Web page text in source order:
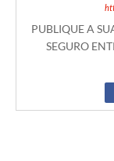
PUBLIQUE A
SEGURO